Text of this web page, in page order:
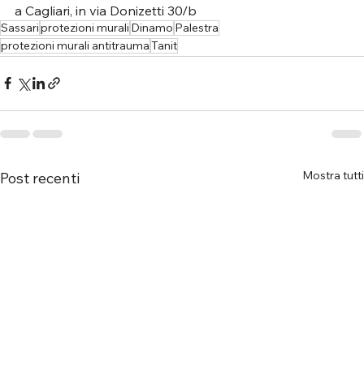
a Cagliari, in via Donizetti 30/b
Sassariprotezioni murali Dinamo Palestra
protezioni murali antitraumaTanit
Post recenti Mostra tutti